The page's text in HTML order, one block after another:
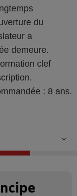
du
a
demeure.
clef
: 8 ans.